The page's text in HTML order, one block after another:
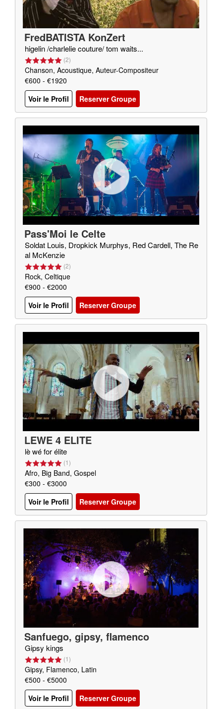
FredBATISTA KonZert
higelin /charlelie couture/ tom waits...
(2)
Chanson, Acoustique, Auteur-Compositeur
€600 - €1920
Voir le Profil
Reserver Groupe
Pass'Moi le Celte
Soldat Louis, Dropkick Murphys, Red Cardell, The Re
al McKenzie
(2)
Rock, Celtique
€900 - €2000
Voir le Profil
Reserver Groupe
LEWE 4 ELITE
lè wé for élite
(1)
Afro, Big Band, Gospel
€300 - €3000
Voir le Profil
Reserver Groupe
Sanfuego, gipsy, flamenco
Gipsy kings
(1)
Gipsy, Flamenco, Latin
€500 - €5000
Voir le Profil
Reserver Groupe